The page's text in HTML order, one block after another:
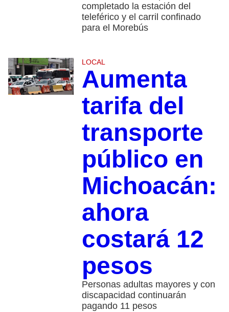
completado la estación del
teleférico y el carril confinado
para el Morebús
LOCAL
Aumenta
tarifa del
transporte
público en
Michoacán:
ahora
costará 12
pesos
Personas adultas mayores y con
discapacidad continuarán
pagando 11 pesos